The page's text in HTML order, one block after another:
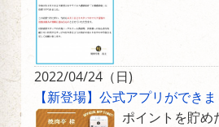
2022/04/24（日)
【新登場】公式アプリができま
ポイントを貯め